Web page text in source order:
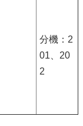
分機：2
01、20
2